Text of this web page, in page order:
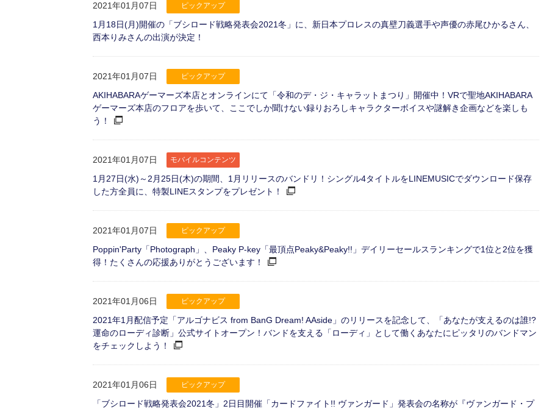
2021年01月07日 ピックアップ
1月18日(月)開催の「ブシロード戦略発表会2021冬」に、新日本プロレスの真壁刀義選手や声優の赤尾ひかるさん、
西本りみさんの出演が決定！
2021年01月07日 ピックアップ
AKIHABARAゲーマーズ本店とオンラインにて「令和のデ・ジ・キャラットまつり」開催中！VRで聖地AKIHABARA
ゲーマーズ本店のフロアを歩いて、ここでしか聞けない録りおろしキャラクターボイスや謎解き企画などを楽しも
う！
2021年01月07日 モバイルコンテンツ
1月27日(水)～2月25日(木)の期間、1月リリースのバンドリ！シングル4タイトルをLINEMUSICでダウンロード保存
した方全員に、特製LINEスタンプをプレゼント！
2021年01月07日 ピックアップ
Poppin'Party「Photograph」、Peaky P-key「最頂点Peaky&Peaky!!」デイリーセールスランキングで1位と2位を獲
得！たくさんの応援ありがとうございます！
2021年01月06日 ピックアップ
2021年1月配信予定「アルゴナビス from BanG Dream! AAside」のリリースを記念して、「あなたが支えるのは誰!?
運命のローディ診断」公式サイトオープン！バンドを支える「ローディ」として働くあなたにピッタリのバンドマン
をチェックしよう！
2021年01月06日 ピックアップ
「ブシロード戦略発表会2021冬」2日目開催「カードファイト!! ヴァンガード」発表会の名称が『ヴァンガード・プ